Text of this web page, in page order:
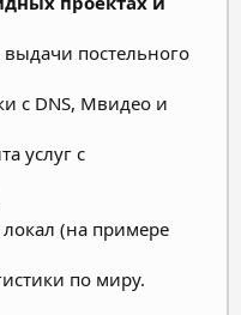
постельного
с DNS, Мвидео и
услуг с
(на примере
по миру.